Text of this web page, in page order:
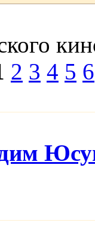
2 3 4 5 6